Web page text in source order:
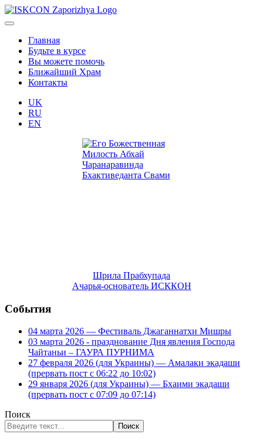
Главная
Будьте в курсе
Вы можете помочь
Ближайший Храм
Контакты
UK
RU
EN
Шрила Прабхупада
Ачарья-основатель ИСККОН
События
04 марта 2026 — Фестиваль Джаганнатхи Мишры
03 марта 2026 - празднование Дня явления Господа
Чайтаньи – ГАУРА ПУРНИМА
27 февраля 2026 (для Украины) — Амалаки экадаши
(прервать пост с 06:22 до 10:02)
29 января 2026 (для Украины) — Бхаими экадаши
(прервать пост с 07:09 до 07:14)
Поиск
Поиск